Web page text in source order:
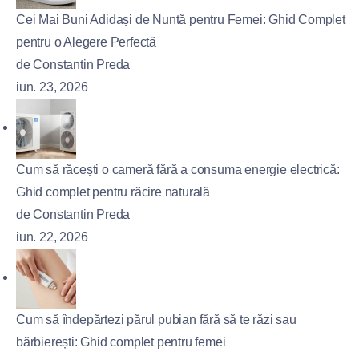
Cei Mai Buni Adidași de Nuntă pentru Femei: Ghid Complet
pentru o Alegere Perfectă
de Constantin Preda
iun. 23, 2026
Cum să răcești o cameră fără a consuma energie electrică:
Ghid complet pentru răcire naturală
de Constantin Preda
iun. 22, 2026
Cum să îndepărtezi părul pubian fără să te răzi sau
bărbierești: Ghid complet pentru femei